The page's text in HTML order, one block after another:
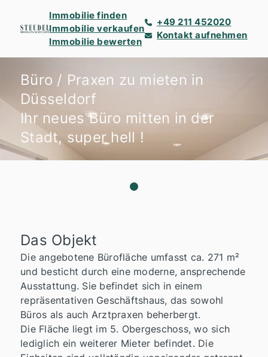
Immobilie finden
Immobilie verkaufen
Immobilie bewerten
+49 211 452020
Kontakt aufnehmen
Büro / Praxen zu mieten in
Düsseldorf
Ihr neues Büro mitten in der
Stadt, super hell !
Das Objekt
Die angebotene Bürofläche umfasst ca. 271 m²
und besticht durch eine moderne, ansprechende
Ausstattung. Sie befindet sich in einem
repräsentativen Geschäftshaus, das sowohl
Büros als auch Arztpraxen beherbergt.
Die Fläche liegt im 5. Obergeschoss, wo sich
lediglich ein weiterer Mieter befindet. Die